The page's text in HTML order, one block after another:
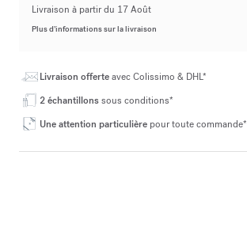
Livraison à partir du 17 Août
Plus d’informations sur la livraison
Livraison offerteavec Colissimo & DHL*
2 échantillonssous conditions*
Une attention particulière pour toute commande*